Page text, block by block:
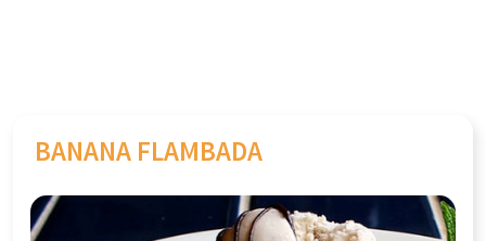
BANANA FLAMBADA